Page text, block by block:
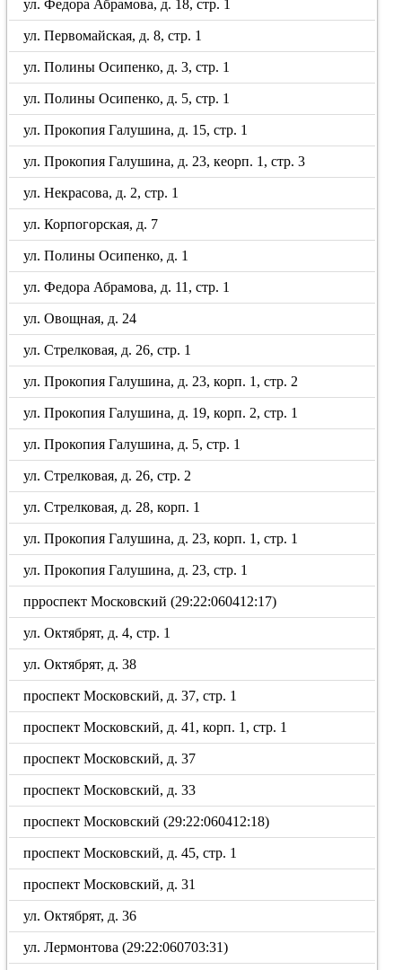
ул. Федора Абрамова, д. 18, стр. 1
ул. Первомайская, д. 8, стр. 1
ул. Полины Осипенко, д. 3, стр. 1
ул. Полины Осипенко, д. 5, стр. 1
ул. Прокопия Галушина, д. 15, стр. 1
ул. Прокопия Галушина, д. 23, кеорп. 1, стр. 3
ул. Некрасова, д. 2, стр. 1
ул. Корпогорская, д. 7
ул. Полины Осипенко, д. 1
ул. Федора Абрамова, д. 11, стр. 1
ул. Овощная, д. 24
ул. Стрелковая, д. 26, стр. 1
ул. Прокопия Галушина, д. 23, корп. 1, стр. 2
ул. Прокопия Галушина, д. 19, корп. 2, стр. 1
ул. Прокопия Галушина, д. 5, стр. 1
ул. Стрелковая, д. 26, стр. 2
ул. Стрелковая, д. 28, корп. 1
ул. Прокопия Галушина, д. 23, корп. 1, стр. 1
ул. Прокопия Галушина, д. 23, стр. 1
прроспект Московский (29:22:060412:17)
ул. Октябрят, д. 4, стр. 1
ул. Октябрят, д. 38
проспект Московский, д. 37, стр. 1
проспект Московский, д. 41, корп. 1, стр. 1
проспект Московский, д. 37
проспект Московский, д. 33
проспект Московский (29:22:060412:18)
проспект Московский, д. 45, стр. 1
проспект Московский, д. 31
ул. Октябрят, д. 36
ул. Лермонтова (29:22:060703:31)